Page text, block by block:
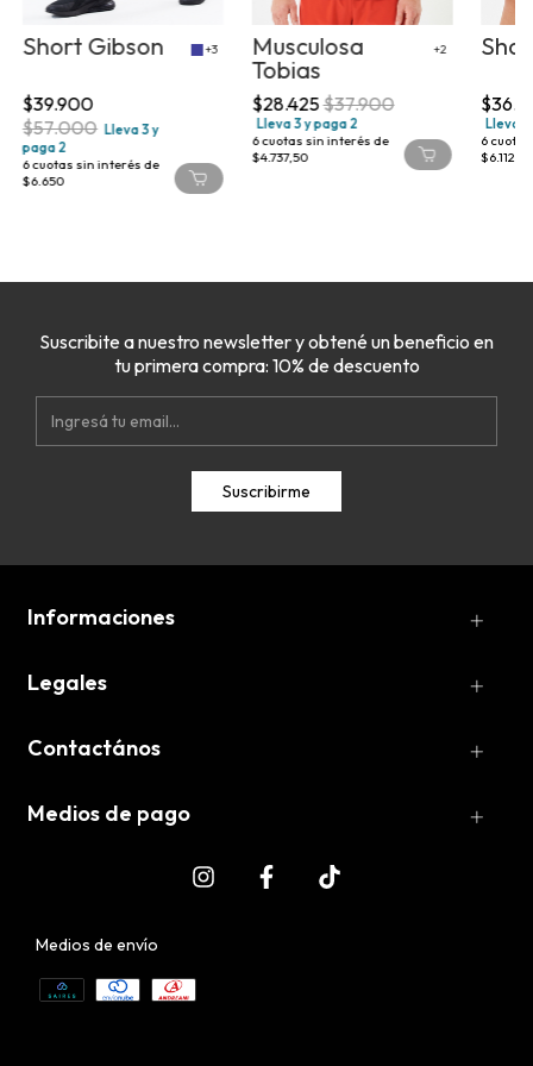
Short Gibson +3
$39.900
$57.000 Lleva 3 y
paga 2
6cuotas sin interés de
$6.650
Musculosa
Tobias
+2
$28.425$37.900
Lleva 3 y paga 2
6cuotas sin interés de
$4.737,50
Lleva
6
$6.112,50
Suscribite a nuestro newsletter y obtené un beneficio en
tu primera compra: 10% de descuento
Informaciones
Legales
Contactános
Medios de pago
Medios de envío